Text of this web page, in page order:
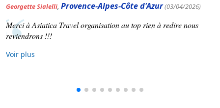
Patrick Varinard,Occitanie(19/03/2026)
Asiatica travel nous a concocté un voyage selon nos souhaits.